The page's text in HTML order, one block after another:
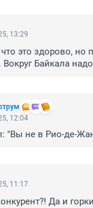
13:29
что это здорово,
Байкала
12:04
"Вы не в Рио-де-
11:17
Да и